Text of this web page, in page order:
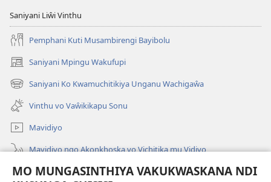
MO MUNGASINTHIYA VAKUKWASKANA NDI
Saniyani Liŵi Vinthu
Pemphani Kuti Musambirengi Bayibolu
Saniyani Mpingu Wakufupi
(Lajula
Peji
Linyaki)
Saniyani Ko Kwamuchitikiya Unganu Wachigaŵa
(Lajula
Peji
Linyaki)
Vinthu vo Vaŵikikapu Sonu
Mavidiyo
Mavidiyo ngo Akonkhoska vo Vichitika mu Vidiyo
Fufuzani